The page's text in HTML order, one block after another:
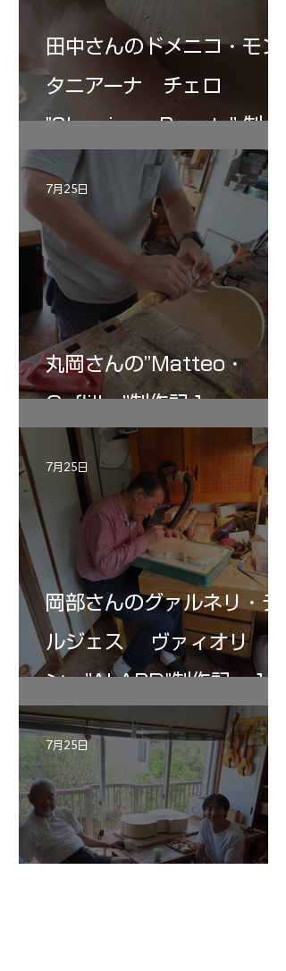
田中さんのドメニコ・モン
タニアーナ チェロ
"Sleeping・Beauty” 制作
記 30
丸岡さんの”Matteo・
Gofliller”制作記１
7月25日
岡部さんのグァルネリ・デ
ルジェス ヴァィオリ
ン ”ALARD"制作記 １2
7月25日
7月25日